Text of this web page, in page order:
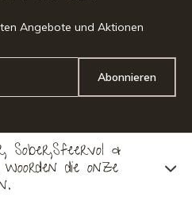
Angebote und Aktionen
Abonnieren
Sober,Sfeervol &
die onze